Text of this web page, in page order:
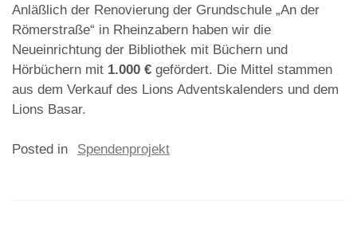
Anläßlich der Renovierung der Grundschule „An der
Römerstraße“ in Rheinzabern haben wir die
Neueinrichtung der Bibliothek mit Büchern und
Hörbüchern mit 1.000 € gefördert. Die Mittel stammen
aus dem Verkauf des Lions Adventskalenders und dem
Lions Basar.
Posted in Spendenprojekt